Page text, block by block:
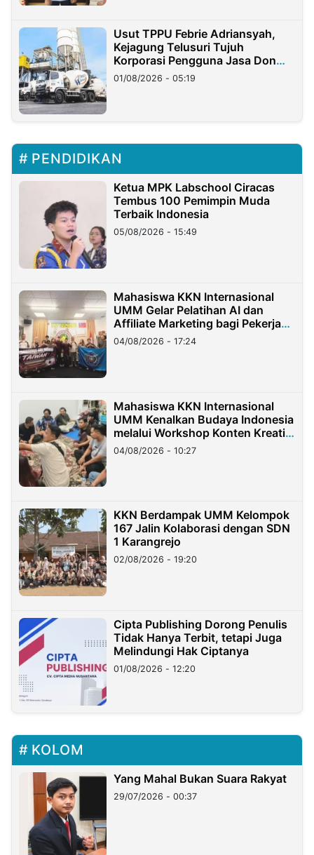
Usut TPPU Febrie Adriansyah,
Kejagung Telusuri Tujuh
Korporasi Pengguna Jasa Don
Ritto
01/08/2026 - 05:19
PENDIDIKAN
Ketua MPK Labschool Ciracas
Tembus 100 Pemimpin Muda
Terbaik Indonesia
05/08/2026 - 15:49
Mahasiswa KKN Internasional
UMM Gelar Pelatihan AI dan
Affiliate Marketing bagi Pekerja
Migran Indonesia di Taiwan
04/08/2026 - 17:24
Mahasiswa KKN Internasional
UMM Kenalkan Budaya Indonesia
melalui Workshop Konten Kreatif
di Taiwan
04/08/2026 - 10:27
KKN Berdampak UMM Kelompok
167 Jalin Kolaborasi dengan SDN
1 Karangrejo
02/08/2026 - 19:20
Cipta Publishing Dorong Penulis
Tidak Hanya Terbit, tetapi Juga
Melindungi Hak Ciptanya
01/08/2026 - 12:20
KOLOM
Yang Mahal Bukan Suara Rakyat
29/07/2026 - 00:37